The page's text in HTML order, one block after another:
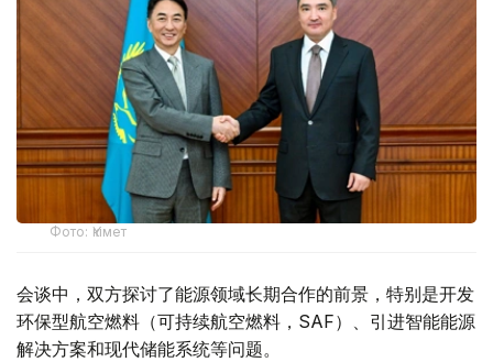
Фото: Үкімет
会谈中，双方探讨了能源领域长期合作的前景，特别是开发
环保型航空燃料（可持续航空燃料，SAF）、引进智能能源
解决方案和现代储能系统等问题。